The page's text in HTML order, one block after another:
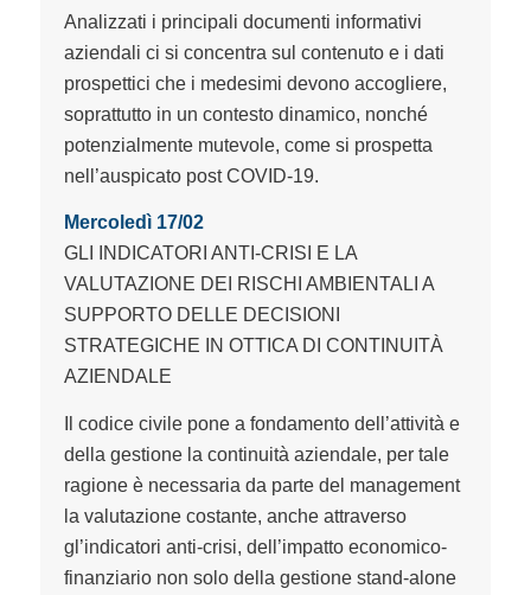
Analizzati i principali documenti informativi
aziendali ci si concentra sul contenuto e i dati
prospettici che i medesimi devono accogliere,
soprattutto in un contesto dinamico, nonché
potenzialmente mutevole, come si prospetta
nell’auspicato post COVID-19.
Mercoledì 17/02
GLI INDICATORI ANTI-CRISI E LA
VALUTAZIONE DEI RISCHI AMBIENTALI A
SUPPORTO DELLE DECISIONI
STRATEGICHE IN OTTICA DI CONTINUITÀ
AZIENDALE
Il codice civile pone a fondamento dell’attività e
della gestione la continuità aziendale, per tale
ragione è necessaria da parte del management
la valutazione costante, anche attraverso
gl’indicatori anti-crisi, dell’impatto economico-
finanziario non solo della gestione stand-alone